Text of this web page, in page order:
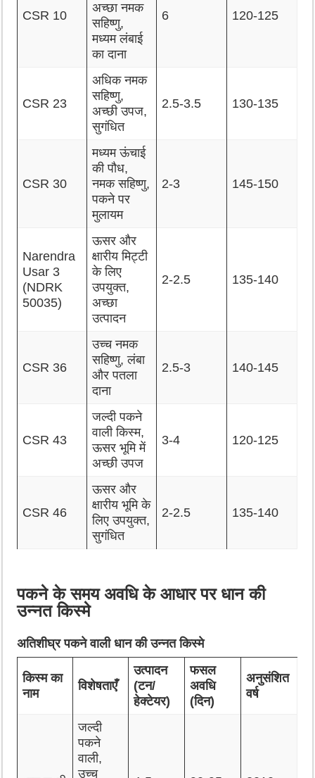
CSR 10
अच्छा नमक
सहिष्णु,
मध्यम लंबाई
का दाना
6 120-125
CSR 23
अधिक नमक
सहिष्णु,
अच्छी उपज,
सुगंधित
2.5-3.5 130-135
CSR 30
मध्यम ऊंचाई
की पौध,
नमक सहिष्णु,
पकने पर
मुलायम
2-3 145-150
Narendra
Usar 3
(NDRK
50035)
ऊसर और
क्षारीय मिट्टी
के लिए
उपयुक्त,
अच्छा
उत्पादन
2-2.5 135-140
CSR 36
उच्च नमक
सहिष्णु, लंबा
और पतला
दाना
2.5-3 140-145
CSR 43
जल्दी पकने
वाली किस्म,
ऊसर भूमि में
अच्छी उपज
3-4 120-125
CSR 46
ऊसर और
क्षारीय भूमि के
लिए उपयुक्त,
सुगंधित
2-2.5 135-140
पकने के समय अवधि के आधार पर धान की
उन्नत किस्मे
अतिशीघ्र पकने वाली धान की उन्नत किस्मे
किस्म का
नाम
विशेषताएँ
उत्पादन
(टन/
हेक्टेयर)
फसल
अवधि
(दिन)
अनुसंशित
वर्ष
जल्दी
पकने
वाली,
उच्च